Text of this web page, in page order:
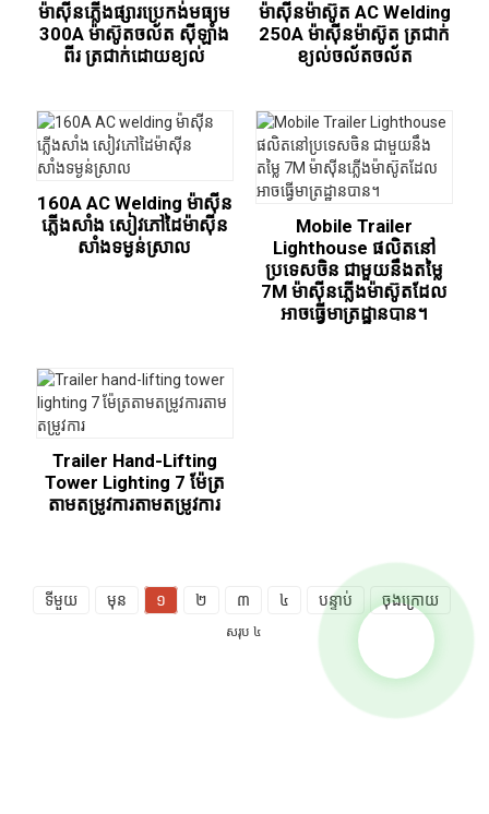
ម៉ាស៊ីនភ្លើងផ្សារប្រេកង់មធ្យម
300A ម៉ាស៊ូតចល័ត ស៊ីឡាំង
ពីរ ត្រជាក់ដោយខ្យល់
ម៉ាស៊ីនម៉ាស៊ូត AC Welding
250A ម៉ាស៊ីនម៉ាស៊ូត ត្រជាក់
ខ្យល់ចល័តចល័ត
160A AC Welding ម៉ាស៊ីន
ភ្លើងសាំង សៀវភៅដៃម៉ាស៊ីន
សាំងទម្ងន់ស្រាល
Mobile Trailer
Lighthouse ផលិតនៅ
ប្រទេសចិន ជាមួយនឹងតម្លៃ
7M ម៉ាស៊ីនភ្លើងម៉ាស៊ូតដែល
អាចធ្វើមាត្រដ្ឋានបាន។
Trailer Hand-Lifting
Tower Lighting 7 ម៉ែត្រ
តាមតម្រូវការតាមតម្រូវការ
ទីមួយ មុន ១ ២ ៣ ៤ បន្ទាប់ ចុងក្រោយ
សរុប ៤